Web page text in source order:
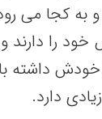
و به کجا می
را دارند
خودش داشته
دارد.